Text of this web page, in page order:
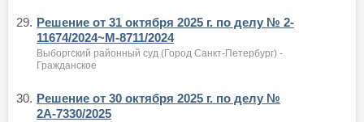
29. Решение от 31 октября 2025 г. по делу № 2-
11674/2024~М-8711/2024
Выборгский районный суд (Город Санкт-Петербург) -
Гражданское
30. Решение от 30 октября 2025 г. по делу №
2А-7330/2025